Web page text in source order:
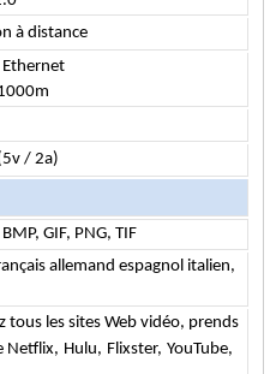
à distance
/ 2a)
BMP, GIF, PNG, TIF
allemand espagnol italien,
tous les sites Web vidéo, prends
Netflix, Hulu, Flixster, YouTube,